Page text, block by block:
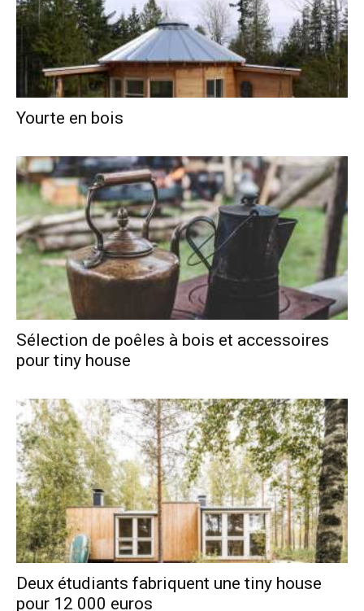
Yourte en bois
Sélection de poêles à bois et accessoires
pour tiny house
Deux étudiants fabriquent une tiny house
pour 12 000 euros